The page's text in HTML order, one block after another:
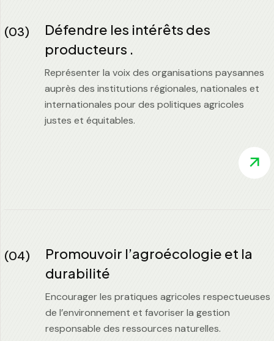
(03)
Défendre les intérêts des
producteurs .
Représenter la voix des organisations paysannes
auprès des institutions régionales, nationales et
internationales pour des politiques agricoles
justes et équitables.
(04)
Promouvoir l’agroécologie et la
durabilité
Encourager les pratiques agricoles respectueuses
de l’environnement et favoriser la gestion
responsable des ressources naturelles.